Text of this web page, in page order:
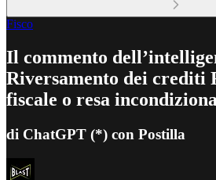
Fisco
Il commento
Riversamento dei crediti
fiscale o resa
di ChatGPT (*) con Postilla